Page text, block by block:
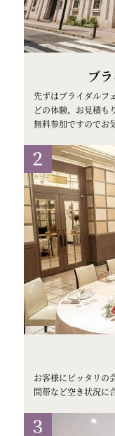
ブ
先ずはブライダルフ
どの体験、お見積も
無料参加ですのでお
お客様にピッタリの
間帯など空き状況に